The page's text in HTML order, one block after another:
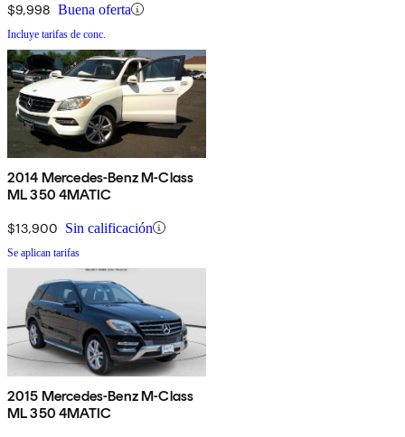
$9,998 Buena oferta
Incluye tarifas de conc.
2014 Mercedes-Benz M-Class
ML 350 4MATIC
$13,900 Sin calificación
Se aplican tarifas
2015 Mercedes-Benz M-Class
ML 350 4MATIC